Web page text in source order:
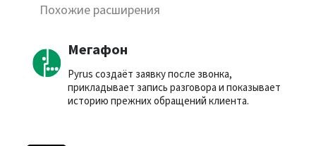
Похожие расширения
Мегафон
Pyrus создаёт заявку после звонка,
прикладывает запись разговора и показывает
историю прежних обращений клиента.